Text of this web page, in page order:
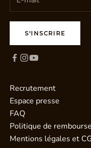
S'INSCRIRE
Recrutement
Espace presse
FAQ
Politique de
Mentions légales et